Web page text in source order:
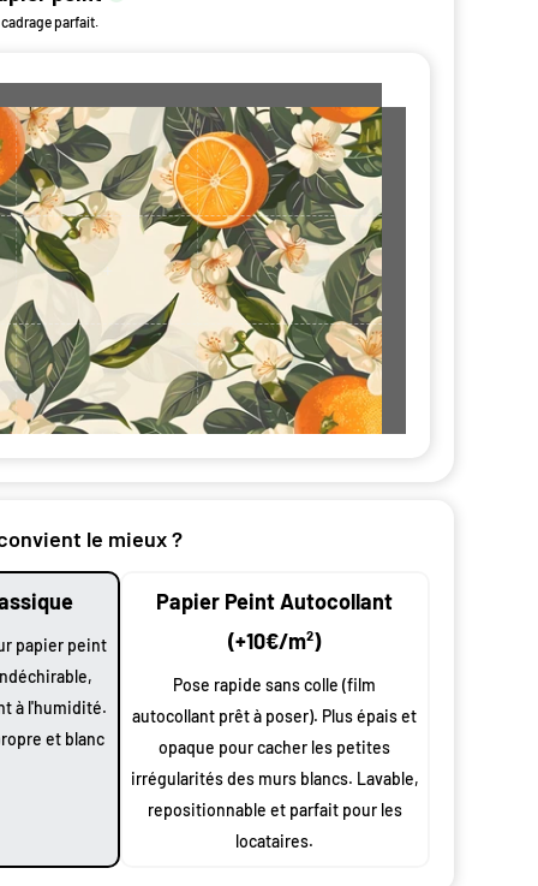
parfait.
le mieux ?
papier peint
à l'humidité.
et blanc
Papier Peint Autocollant
(+10€/m²)
Pose rapide sans colle (film
autocollant prêt à poser). Plus épais et
opaque pour cacher les petites
irrégularités des murs blancs. Lavable,
repositionnable et parfait pour les
locataires.
par
largeur
à vos